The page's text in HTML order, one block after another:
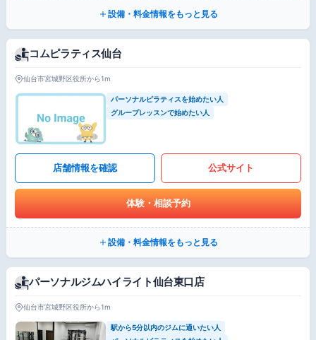
設備・料金情報をもっと見る
コムピラティス仙台
仙台市宮城野区役所から1m
パーソナルピラティスを始めたい人
グループレッスンで始めたい人
店舗情報を確認 公式サイト
体験・相談予約
設備・料金情報をもっと見る
パーソナルジムハイライト仙台東口店
仙台市宮城野区役所から1m
駅から5分以内のジムに通いたい人